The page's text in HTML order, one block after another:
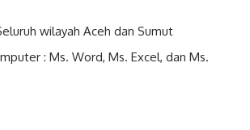
wilayah Aceh dan Sumut
: Ms. Word, Ms. Excel, dan Ms.